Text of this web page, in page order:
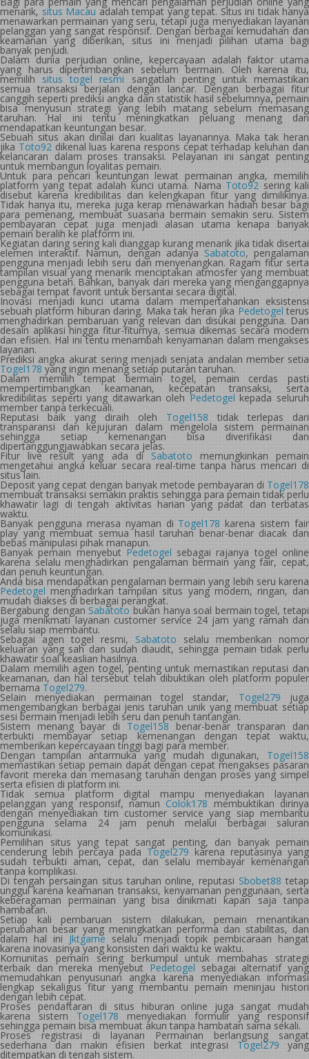
menarik, situs Macau adalah tempat yang tepat. Situs ini tidak hanya
menawarkan permainan yang seru, tetapi juga menyediakan layanan
pelanggan yang sangat responsif. Dengan berbagai kemudahan dan
keamanan yang diberikan, situs ini menjadi pilihan utama bagi
banyak penjudi.
Dalam dunia perjudian online, kepercayaan adalah faktor utama
yang harus dipertimbangkan sebelum bermain. Oleh karena itu,
memilih situs togel resmi sangatlah penting untuk memastikan
semua transaksi berjalan dengan lancar. Dengan berbagai fitur
canggih seperti prediksi angka dan statistik hasil sebelumnya, pemain
bisa menyusun strategi yang lebih matang sebelum memasang
taruhan. Hal ini tentu meningkatkan peluang menang dan
mendapatkan keuntungan besar.
Sebuah situs akan dinilai dari kualitas layanannya. Maka tak heran
jika Toto92dikenal luas karena respons cepat terhadap keluhan dan
kelancaran dalam proses transaksi. Pelayanan ini sangat penting
untuk membangun loyalitas pemain.
Untuk para pencari keuntungan lewat permainan angka, memilih
platform yang tepat adalah kunci utama. Nama Toto92 sering kali
disebut karena kredibilitas dan kelengkapan fitur yang dimilikinya.
Tidak hanya itu, mereka juga kerap menawarkan hadiah besar bagi
para pemenang, membuat suasana bermain semakin seru. Sistem
pembayaran cepat juga menjadi alasan utama kenapa banyak
pemain beralih ke platform ini.
Kegiatan daring sering kali dianggap kurang menarik jika tidak disertai
elemen interaktif. Namun, dengan adanya Sabatoto, pengalaman
pengguna menjadi lebih seru dan menyenangkan. Ragam fitur serta
tampilan visual yang menarik menciptakan atmosfer yang membuat
pengguna betah. Bahkan, banyak dari mereka yang menganggapnya
sebagai tempat favorit untuk bersantai secara digital.
Inovasi menjadi kunci utama dalam mempertahankan eksistensi
sebuah platform hiburan daring. Maka tak heran jika Pedetogel terus
menghadirkan pembaruan yang relevan dan disukai pengguna. Dari
desain aplikasi hingga fitur-fiturnya, semua dikemas secara modern
dan efisien. Hal ini tentu menambah kenyamanan dalam mengakses
layanan.
Prediksi angka akurat sering menjadi senjata andalan member setia
Togel178 yang ingin menang setiap putaran taruhan.
Dalam memilih tempat bermain togel, pemain cerdas pasti
mempertimbangkan keamanan, kecepatan transaksi, serta
kredibilitas seperti yang ditawarkan oleh Pedetogel kepada seluruh
member tanpa terkecuali.
Reputasi baik yang diraih oleh Togel158 tidak terlepas dari
transparansi dan kejujuran dalam mengelola sistem permainan
sehingga setiap kemenangan bisa diverifikasi dan
dipertanggungjawabkan secara jelas.
Fitur live result yang ada di Sabatoto memungkinkan pemain
mengetahui angka keluar secara real-time tanpa harus mencari di
situs lain.
Deposit yang cepat dengan banyak metode pembayaran di Togel178
membuat transaksi semakin praktis sehingga para pemain tidak perlu
khawatir lagi di tengah aktivitas harian yang padat dan terbatas
waktu.
Banyak pengguna merasa nyaman di Togel178 karena sistem fair
play yang membuat semua hasil taruhan benar-benar diacak dan
bebas manipulasi pihak manapun.
Banyak pemain menyebut Pedetogel sebagai rajanya togel online
karena selalu menghadirkan pengalaman bermain yang fair, cepat,
dan penuh keuntungan.
Anda bisa mendapatkan pengalaman bermain yang lebih seru karena
Pedetogel menghadirkan tampilan situs yang modern, ringan, dan
mudah diakses di berbagai perangkat.
Bergabung dengan Sabatoto bukan hanya soal bermain togel, tetapi
juga menikmati layanan customer service 24 jam yang ramah dan
selalu siap membantu.
Sebagai agen togel resmi, Sabatoto selalu memberikan nomor
keluaran yang sah dan sudah diaudit, sehingga pemain tidak perlu
khawatir soal keaslian hasilnya.
Dalam memilih agen togel, penting untuk memastikan reputasi dan
keamanan, dan hal tersebut telah dibuktikan oleh platform populer
bernama Togel279.
Selain menyediakan permainan togel standar, Togel279 juga
mengembangkan berbagai jenis taruhan unik yang membuat setiap
sesi bermain menjadi lebih seru dan penuh tantangan.
Sistem menang bayar di Togel158 benar-benar transparan dan
terbukti membayar setiap kemenangan dengan tepat waktu,
memberikan kepercayaan tinggi bagi para member.
Dengan tampilan antarmuka yang mudah digunakan, Togel158
memastikan setiap pemain dapat dengan cepat mengakses pasaran
favorit mereka dan memasang taruhan dengan proses yang simpel
serta efisien di platform ini.
Tidak semua platform digital mampu menyediakan layanan
pelanggan yang responsif, namunColok178 membuktikan dirinya
dengan menyediakan tim customer service yang siap membantu
pengguna selama 24 jam penuh melalui berbagai saluran
komunikasi.
Pemilihan situs yang tepat sangat penting, dan banyak pemain
cenderung lebih percaya pada Togel279 karena reputasinya yang
sudah terbukti aman, cepat, dan selalu membayar kemenangan
tanpa komplikasi.
Di tengah persaingan situs taruhan online, reputasiSbobet88 tetap
unggul karena keamanan transaksi, kenyamanan penggunaan, serta
keberagaman permainan yang bisa dinikmati kapan saja tanpa
hambatan.
Setiap kali pembaruan sistem dilakukan, pemain menantikan
perubahan besar yang meningkatkan performa dan stabilitas, dan
dalam hal ini Jktgame selalu menjadi topik pembicaraan hangat
karena inovasinya yang konsisten dari waktu ke waktu.
Komunitas pemain sering berkumpul untuk membahas strategi
terbaik dan mereka menyebut Pedetogel sebagai alternatif yang
memudahkan penyusunan angka karena menyediakan informasi
lengkap sekaligus fitur yang membantu pemain meninjau histori
dengan lebih cepat.
Proses pendaftaran di situs hiburan online juga sangat mudah
karena sistem Togel178 menyediakan formulir yang responsif
sehingga pemain bisa membuat akun tanpa hambatan sama sekali.
Proses registrasi di layanan Permainan berlangsung sangat
sederhana dan makin efisien berkat integrasi Togel279 yang
ditempatkan di tengah sistem.